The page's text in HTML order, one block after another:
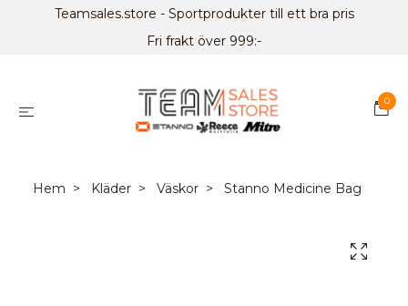
Teamsales.store - Sportprodukter till ett bra pris
Fri frakt över 999:-
0
Hem Kläder Väskor Stanno Medicine Bag